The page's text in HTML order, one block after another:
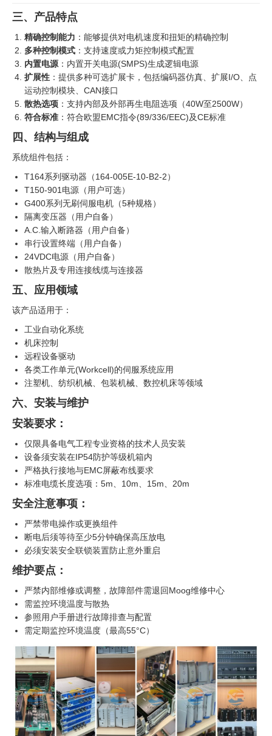
三、产品特点
精确控制能力 ：能够提供对电机速度和扭矩的精确控制
多种控制模式 ：支持速度或力矩控制模式配置
内置电源 ：内置开关电源(SMPS)生成逻辑电源
扩展性 ：提供多种可选扩展卡，包括编码器仿真、扩展I/O、点
运动控制模块、CAN接口
散热选项 ：支持内部及外部再生电阻选项（40W至2500W）
符合标准 ：符合欧盟EMC指令(89/336/EEC)及CE标准
四、结构与组成
系统组件包括：
T164系列驱动器（164-005E-10-B2-2）
T150-901电源（用户可选）
G400系列无刷伺服电机（5种规格）
隔离变压器（用户自备）
A.C.输入断路器（用户自备）
串行设置终端（用户自备）
24VDC电源（用户自备）
散热片及专用连接线缆与连接器
五、应用领域
该产品适用于：
工业自动化系统
机床控制
远程设备驱动
各类工作单元(Workcell)的伺服系统应用
注塑机、纺织机械、包装机械、数控机床等领域
六、安装与维护
安装要求：
仅限具备电气工程专业资格的技术人员安装
设备须安装在IP54防护等级机箱内
严格执行接地与EMC屏蔽布线要求
标准电缆长度选项：5m、10m、15m、20m
安全注意事项：
严禁带电操作或更换组件
断电后须等待至少5分钟确保高压放电
必须安装安全联锁装置防止意外重启
维护要点：
严禁内部维修或调整，故障部件需退回Moog维修中心
需监控环境温度与散热
参照用户手册进行故障排查与配置
需定期监控环境温度（最高55°C）